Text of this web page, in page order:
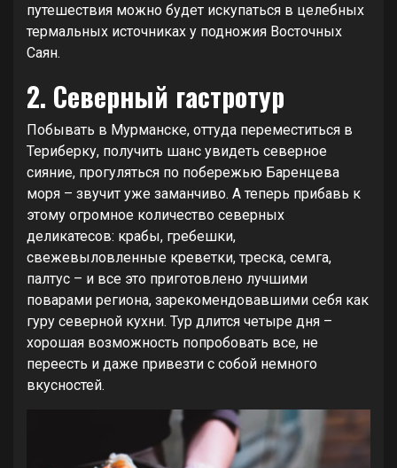
путешествия можно будет искупаться в целебных
термальных источниках у подножия Восточных
Саян.
2. Северный гастротур
Побывать в Мурманске, оттуда переместиться в
Териберку, получить шанс увидеть северное
сияние, прогуляться по побережью Баренцева
моря – звучит уже заманчиво. А теперь прибавь к
этому огромное количество северных
деликатесов: крабы, гребешки,
свежевыловленные креветки, треска, семга,
палтус – и все это приготовлено лучшими
поварами региона, зарекомендовавшими себя как
гуру северной кухни. Тур длится четыре дня –
хорошая возможность попробовать все, не
переесть и даже привезти с собой немного
вкусностей.